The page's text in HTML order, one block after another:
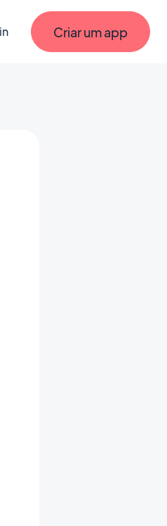
Criar um app